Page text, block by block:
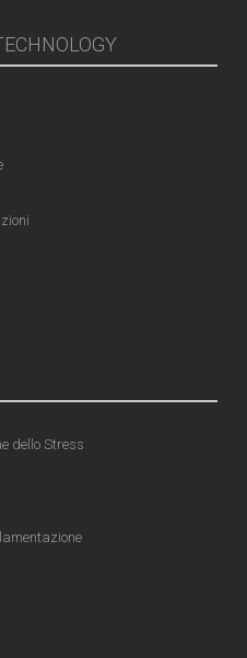
dello Stress